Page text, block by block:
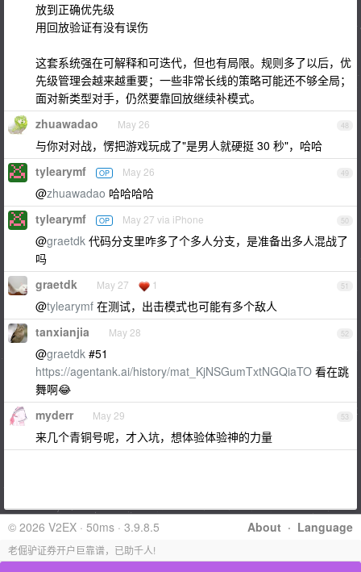
放到正确优先级
用回放验证有没有误伤
这套系统强在可解释和可迭代，但也有局限。规则多了以后，优
先级管理会越来越重要；一些非常长线的策略可能还不够全局；
面对新类型对手，仍然要靠回放继续补模式。
48
zhuawadao May 26
与你对对战，愣把游戏玩成了"是男人就硬挺 30 秒"，哈哈
49
tylearymf OP May 26
@zhuawadao 哈哈哈哈
50
tylearymf OP May 27 via iPhone
@graetdk 代码分支里咋多了个多人分支，是准备出多人混战了
吗
51
graetdk May 27 1
@tylearymf 在测试，出击模式也可能有多个敌人
52
tanxianjia May 28
@graetdk #51
https://agentank.ai/history/mat_KjNSGumTxtNGQiaTO 看在跳
舞啊😂
53
myderr May 29
来几个青铜号呢，才入坑，想体验体验神的力量
About · Language
© 2026 V2EX · 50ms · 3.9.8.5
老倔驴证券开户巨靠谱，已助千人!